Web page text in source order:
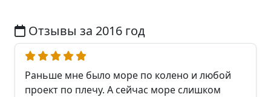
Отзывы за 2016 год
Раньше мне было море по колено и любой
проект по плечу. А сейчас море слишком